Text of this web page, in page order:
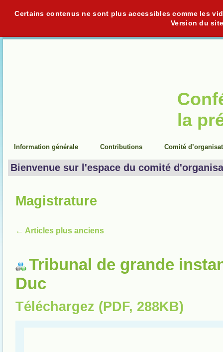
Certains contenus ne sont plus accessibles comme les
Version du
la
Information générale Contributions Comité
Bienvenue sur l'espace du comité
Magistrature
← Articles plus anciens
Tribunal de grande
Duc
Téléchargez (PDF, 288KB)